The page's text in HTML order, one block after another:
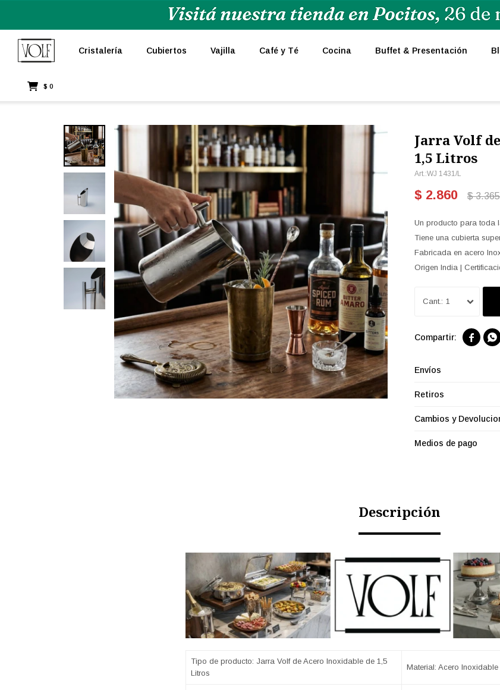
Cristalería Cubiertos Vajilla Café y Té Cocina Buffet & Presentación
$ 0
Jarra Volf
1,5 Litros
WJ 1431/L
$ 2.860 $ 3.365
Un producto para toda
Tiene una cubierta
Fabricada en acero
Origen India |
1
 
Envíos
Retiros
Cambios y
Medios de pago
Descripción
Tipo de producto: Jarra Volf de Acero Inoxidable de 1,5
Litros
Material: Acero Inoxidable